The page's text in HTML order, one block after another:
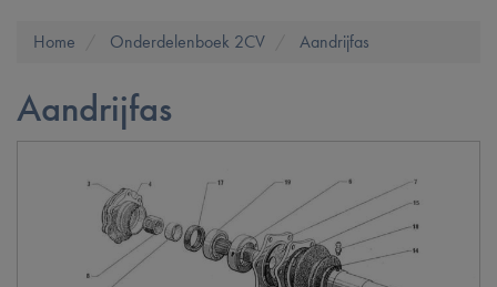
Home Onderdelenboek 2CV Aandrijfas
Aandrijfas